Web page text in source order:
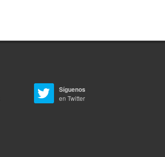
Síguenos
en Twitter